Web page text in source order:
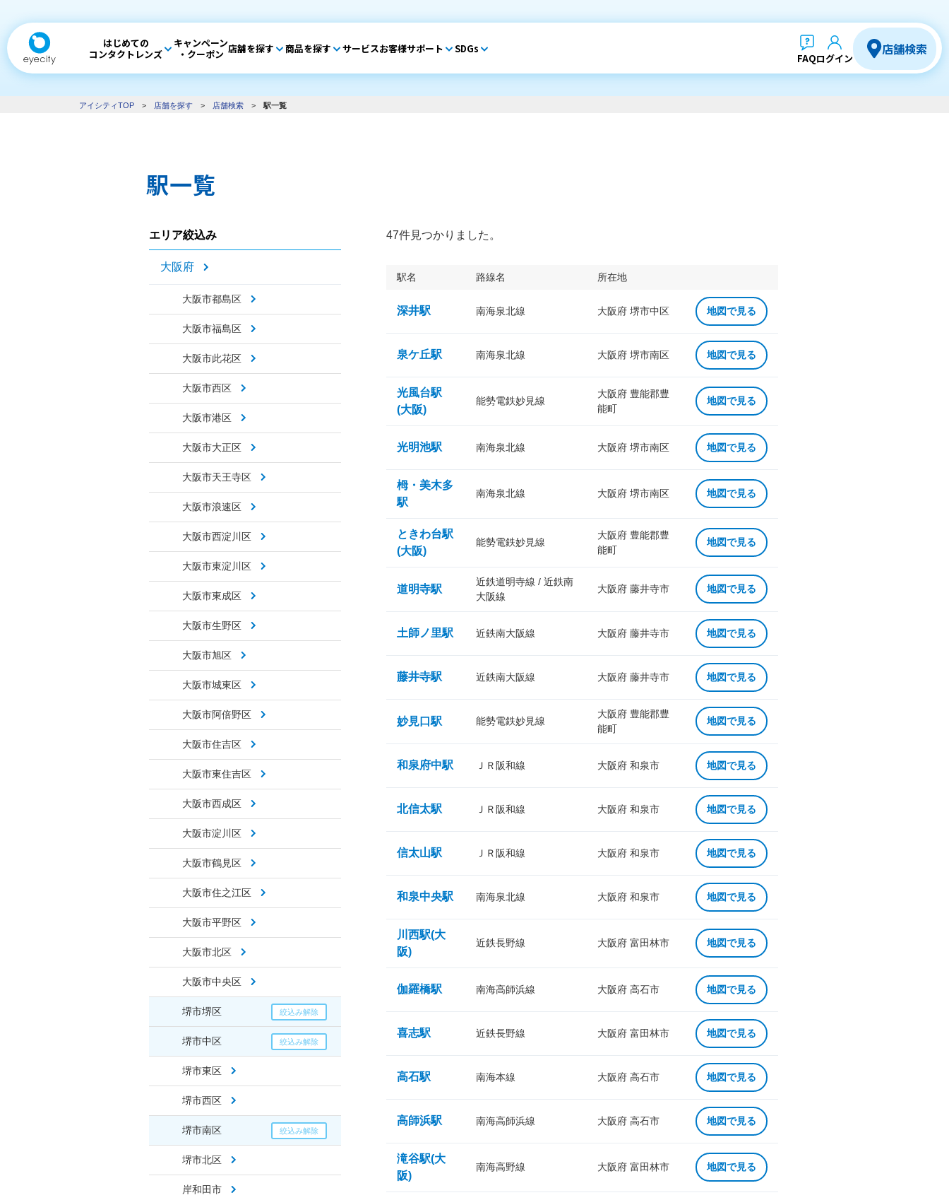
はじめての
コンタクトレンズ
キャンペーン
・クーポン 店舗を探す 商品を探す サービスお客様サポート SDGs
FAQログイン
店舗検索
アイシティTOP > 店舗を探す > 店舗検索 > 駅一覧
駅一覧
エリア絞込み
大阪府
大阪市都島区
大阪市福島区
大阪市此花区
大阪市西区
大阪市港区
大阪市大正区
大阪市天王寺区
大阪市浪速区
大阪市西淀川区
大阪市東淀川区
大阪市東成区
大阪市生野区
大阪市旭区
大阪市城東区
大阪市阿倍野区
大阪市住吉区
大阪市東住吉区
大阪市西成区
大阪市淀川区
大阪市鶴見区
大阪市住之江区
大阪市平野区
大阪市北区
大阪市中央区
堺市堺区
堺市中区
堺市東区
堺市西区
堺市南区
堺市北区
岸和田市
47件見つかりました。
駅名 路線名 所在地
深井駅 南海泉北線 大阪府 堺市中区 地図で見る
泉ケ丘駅 南海泉北線 大阪府 堺市南区 地図で見る
光風台駅
(大阪)
能勢電鉄妙見線
大阪府 豊能郡豊
能町
地図で見る
光明池駅 南海泉北線 大阪府 堺市南区 地図で見る
栂・美木多
駅
南海泉北線 大阪府 堺市南区 地図で見る
ときわ台駅
(大阪)
能勢電鉄妙見線
大阪府 豊能郡豊
能町
地図で見る
道明寺駅
近鉄道明寺線 / 近鉄南
大阪線
大阪府 藤井寺市 地図で見る
土師ノ里駅 近鉄南大阪線 大阪府 藤井寺市 地図で見る
藤井寺駅 近鉄南大阪線 大阪府 藤井寺市 地図で見る
妙見口駅 能勢電鉄妙見線
大阪府 豊能郡豊
能町
地図で見る
和泉府中駅 ＪＲ阪和線 大阪府 和泉市 地図で見る
北信太駅 ＪＲ阪和線 大阪府 和泉市 地図で見る
信太山駅 ＪＲ阪和線 大阪府 和泉市 地図で見る
和泉中央駅 南海泉北線 大阪府 和泉市 地図で見る
川西駅(大
阪)
近鉄長野線 大阪府 富田林市 地図で見る
伽羅橋駅 南海高師浜線 大阪府 高石市 地図で見る
喜志駅 近鉄長野線 大阪府 富田林市 地図で見る
高石駅 南海本線 大阪府 高石市 地図で見る
高師浜駅 南海高師浜線 大阪府 高石市 地図で見る
滝谷駅(大
阪)
南海高野線 大阪府 富田林市 地図で見る